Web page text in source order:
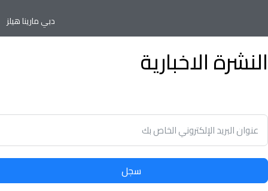
دبي مارينا هيلز
النشرة الاخبارية
سجل